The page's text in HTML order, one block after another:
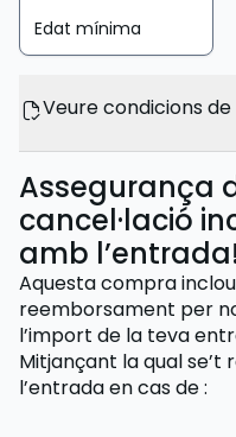
Edat mínima
Veure condicions
Assegurança
cancel·lació
amb l’entrada!
Aquesta compra
reemborsament per
l’import de la teva
Mitjançant la qual
l’entradaen cas de: